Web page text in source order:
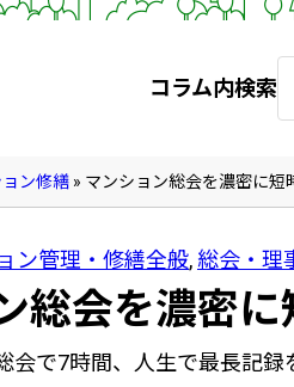
コラム内検索
ン修繕 » マンション総会を濃密に短
ン管理・修繕全般, 総会・理
総会を濃密
会で7時間、人生で最長記録
隊 »